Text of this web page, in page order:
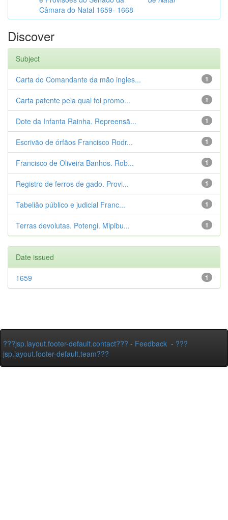
Câmara do Natal 1659- 1668
Discover
Subject
1
Carta do Comandante da mão ingles...
1
Carta patente pela qual foi promo...
1
Dote da Infanta Rainha. Repreensã...
1
Escrivão de órfãos Francisco Rodr...
1
Francisco de Oliveira Banhos. Rob...
1
Registro de ferros de gado. Provi...
1
Tabelião público e judicial Franc...
1
Terras devolutas. Potengi. Mipibu...
Date issued
1
1659
???jsp.layout.footer-default.contact??? - Feedback - ???
jsp.layout.footer-default.team???